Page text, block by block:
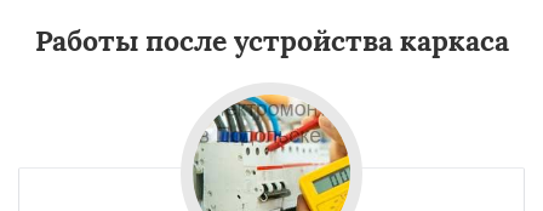
Работы после устройства каркаса